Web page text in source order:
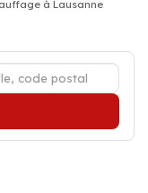
à Lausanne